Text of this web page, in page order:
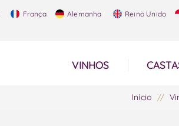
França Alemanha Reino Unido
VINHOS
Início /